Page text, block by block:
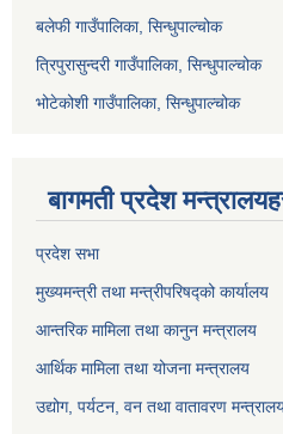
बलेफी गाउँपालिका, सिन्धुपाल्चोक
त्रिपुरासुन्दरी गाउँपालिका, सिन्धुपाल्चोक
भोटेकोशी गाउँपालिका, सिन्धुपाल्चोक
बागमती प्रदेश
प्रदेश सभा
मुख्यमन्त्री तथा मन्त्रीपरिषद्को कार्यालय
आन्तरिक मामिला तथा कानुन मन्त्रालय
आर्थिक मामिला तथा योजना मन्त्रालय
उद्योग, पर्यटन, वन तथा वातावरण